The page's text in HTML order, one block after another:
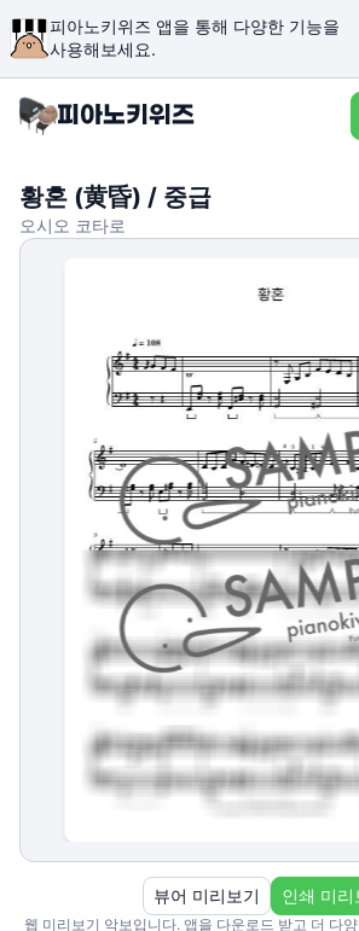
피아노키위즈 앱을 통해 다양한 기능을
사용해보세요.
황혼 (黄昏) / 중급
오시오 코타로
웹 미리보기 악보입니다. 앱을 다운로드 받고 더 다
뷰어 미리보기 인쇄 미리